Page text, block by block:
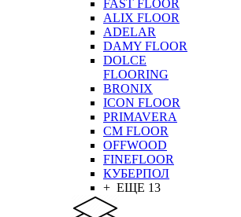
FAST FLOOR
ALIX FLOOR
ADELAR
DAMY FLOOR
DOLCE
FLOORING
BRONIX
ICON FLOOR
PRIMAVERA
CM FLOOR
OFFWOOD
FINEFLOOR
КУБЕРПОЛ
+ ЕЩЕ 13